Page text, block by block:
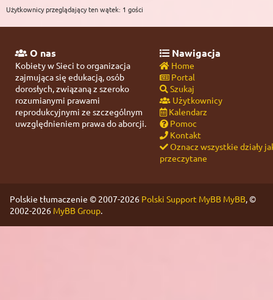
Użytkownicy przeglądający ten wątek: 1 gości
O nas
Kobiety w Sieci to organizacja
zajmująca się edukacją, osób
dorosłych, związaną z szeroko
rozumianymi prawami
reprodukcyjnymi ze szczególnym
uwzględnieniem prawa do aborcji.
Nawigacja
Home
Portal
Szukaj
Użytkownicy
Kalendarz
Pomoc
Kontakt
Oznacz wszystkie działy
przeczytane
Polskie tłumaczenie © 2007-2026 Polski Support MyBB MyBB, ©
2002-2026 MyBB Group.